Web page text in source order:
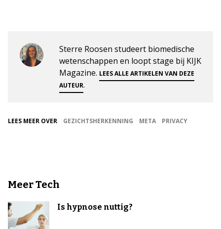
Sterre Roosen studeert biomedische
wetenschappen en loopt stage bij KIJK
Magazine. LEES ALLE ARTIKELEN VAN DEZE
AUTEUR.
LEES MEER OVER GEZICHTSHERKENNING META PRIVACY
Meer Tech
Is hypnose nuttig?